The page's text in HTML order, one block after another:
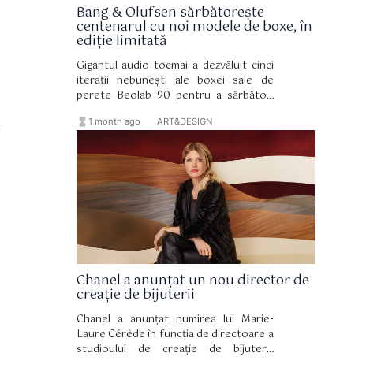
Bang & Olufsen sărbătorește
centenarul cu noi modele de boxe, în
ediție limitată
Gigantul audio tocmai a dezvăluit cinci
iterații nebunești ale boxei sale de
perete Beolab 90 pentru a sărbători
asemănătoare unei opere de artă
curbate, cu un sistem audio puternic
încorporat. Toată această frumusețe și
măiestrie muzicală au însă un preț: o
pereche de boxe în ediție limitată costă
450.000 de dolari.
hourglass_full 1 month ago ART&DESIGN
Chanel a anunțat un nou director de
creație de bijuterii
Chanel a anunțat numirea lui Marie-
Laure Cérède în funcția de directoare a
studioului de creație de bijuterii.